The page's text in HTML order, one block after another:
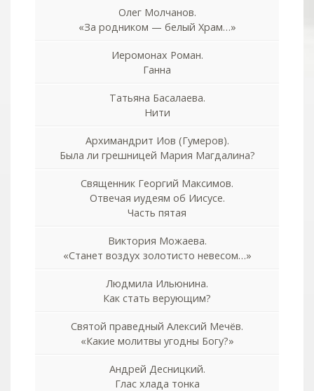
Олег Молчанов.
«За родником — белый Храм…»
Иеромонах Роман.
Ганна
Татьяна Басалаева.
Нити
Архимандрит Иов (Гумеров).
Была ли грешницей Мария Магдалина?
Священник Георгий Максимов.
Отвечая иудеям об Иисусе.
Часть пятая
Виктория Можаева.
«Станет воздух золотисто невесом…»
Людмила Ильюнина.
Как стать верующим?
Святой праведный Алексий Мечёв.
«Какие молитвы угодны Богу?»
Андрей Десницкий.
Глас хлада тонка